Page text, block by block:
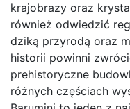
krajobrazy oraz
również odwiedzić
dziką przyrodą oraz
historii powinni
prehistoryczne
różnych częściach